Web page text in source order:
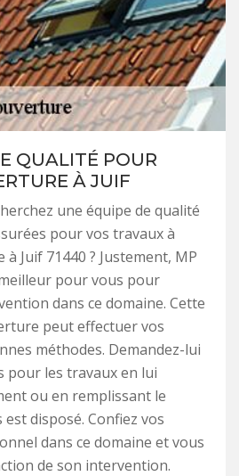
QUALITÉ POUR
À JUIF
une équipe de qualité
pour vos travaux à
Juif 71440 ? Justement, MP
pour vous pour
dans ce domaine. Cette
peut effectuer vos
méthodes. Demandez-lui
pour les travaux en lui
ou en remplissant le
disposé. Confiez vos
dans ce domaine et vous
de son intervention.